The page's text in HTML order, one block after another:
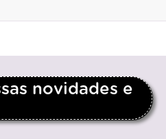
novidades e